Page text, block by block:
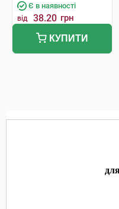
Є в наявності
від 38.20 грн
КУПИТИ